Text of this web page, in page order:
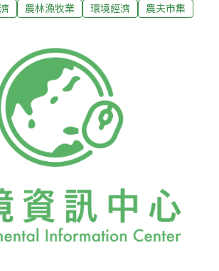
。2005年時，大四的他為了聲援農民與
WTO，成為唯一被起訴的台灣人士，
存運動，走上抗爭火線。但畢業、退伍
走入田野，曾親自當農夫種田，並加
投身友善農業的產銷工作。價值衝擊的
中起，就對社會議題感興趣，藉由課外
前後歷程，上大學後，在社團生活中，
會議題及抗爭活動，同時下鄉訪調，了
。2005年，建誠修習學校的「影像社會
院這塊地方的故
農林漁牧業 環境經濟
農夫市集